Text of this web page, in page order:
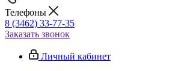
Телефоны
8 (3462) 33-77-35
Заказать звонок
Личный кабинет